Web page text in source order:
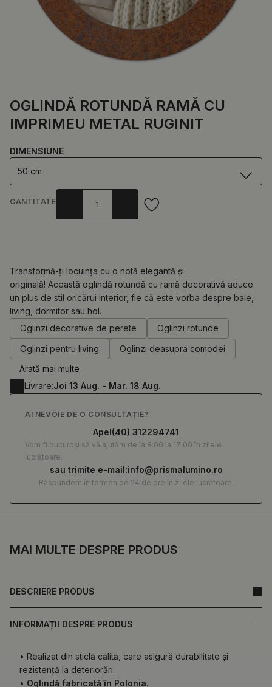
MAI MULTE DESPRE PRODUS
DESCRIERE PRODUS
INFORMAȚII DESPRE PRODUS
• Realizat din sticlă călită, care asigură durabilitate și
rezistență la deteriorări.
• Oglindă fabricată în Polonia.
OGLINDĂ ROTUNDĂ RAMĂ CU
IMPRIMEU METAL RUGINIT
DIMENSIUNE
50 cm
CANTITATE
0.00RON
Transformă-ți locuința cu o notă elegantă și
originală! Această oglindă rotundă cu ramă decorativă aduce
un plus de stil oricărui interior, fie că este vorba despre baie,
living, dormitor sau hol.
Oglinzi decorative de perete
Oglinzi rotunde
Oglinzi pentru living
Oglinzi deasupra comodei
Arată mai multe
Livrare:Joi 13 Aug. - Mar. 18 Aug.
AI NEVOIE DE O CONSULTAȚIE?
Apel(40) 312294741
Vom fi bucuroși să vă ajutăm de la 8:00 la 17:00 în zilele
lucrătoare.
sau trimite e-mail:info@prismalumino.ro
Răspundem în termen de 24 de ore în zilele lucrătoare.